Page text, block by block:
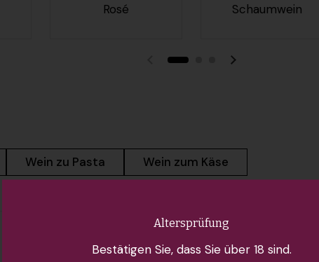
Rosé Schaumwein
Vorherige FolieNächste Folie
Wein zu Pasta Wein zum Käse
Altersprüfung
Bestätigen Sie, dass Sie über 18 sind.